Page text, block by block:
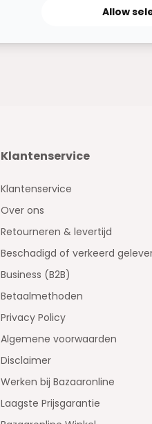
Klantenservice
Klantenservice
Over ons
Retourneren & levertijd
Beschadigd of verkeerd
Business (B2B)
Betaalmethoden
Privacy Policy
Algemene voorwaarden
Disclaimer
Werken bij Bazaaronline
Laagste Prijsgarantie
Allow